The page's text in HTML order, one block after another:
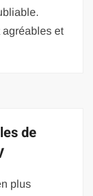
agréables et
de
plus